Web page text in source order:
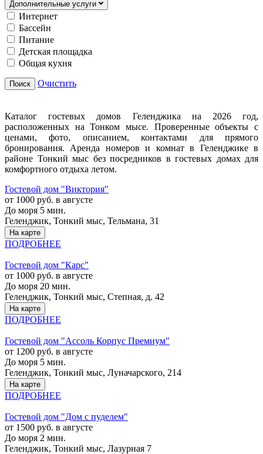
Дополнительные услуги
Интернет
Бассейн
Питание
Детская площадка
Общая кухня
Поиск Очистить
Каталог гостевых домов Геленджика на 2026 год,
расположенных на Тонком мысе. Проверенные объекты с
ценами, фото, описанием, контактами для прямого
бронирования. Аренда номеров и комнат в Геленджике в
районе Тонкий мыс без посредников в гостевых домах для
комфортного отдыха летом.
Гостевой дом "Виктория"
от 1000 руб. в августе
До моря 5 мин.
Геленджик, Тонкий мыс, Тельмана, 31
На карте
ПОДРОБНЕЕ
Гостевой дом "Карс"
от 1000 руб. в августе
До моря 20 мин.
Геленджик, Тонкий мыс, Степная, д. 42
На карте
ПОДРОБНЕЕ
Гостевой дом "Ассоль Корпус Премиум"
от 1200 руб. в августе
До моря 5 мин.
Геленджик, Тонкий мыс, Луначарского, 214
На карте
ПОДРОБНЕЕ
Гостевой дом "Дом с пуделем"
от 1500 руб. в августе
До моря 2 мин.
Геленджик, Тонкий мыс, Лазурная 7